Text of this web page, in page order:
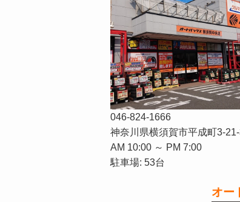
046-824-1666
神奈川県横須賀市平成町3-
AM 10:00 ～ PM 7:00
駐車場: 53台
オー